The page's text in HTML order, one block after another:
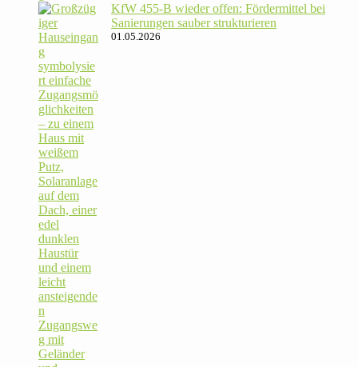
KfW 455‑B wieder offen: För­der­mittel bei
Sanie­rungen sauber strukturieren
01.05.2026